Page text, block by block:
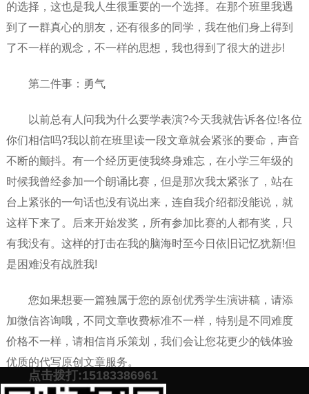
的选择，这也是我人生很重要的一个选择。在那个班里我遇
到了一群真心的朋友，还有很多的同学，我在他们身上得到
了不一样的观念，不一样的思想，我也得到了很大的进步!
第二件事：勇气
以前总有人问我为什么要学表演?今天我就告诉各位!各位
你们相信吗?我以前在班里读一段文章就会紧张的要命，声音
不断的颤抖。有一个经历更使我终身难忘，在小学三年级的
时候我曾经参加一个朗诵比赛，但是那次我太紧张了，站在
台上紧张的一句话也没有说出来，连自我介绍都没能说，就
这样下来了。后来开始发奖，所有参加比赛的人都有奖，只
有我没有。这样的打击在我的脑海时至今日依旧记忆犹新!但
是困难没有战胜我!
您如果想要一篇独属于您的原创优秀学生演讲稿，请添
加微信咨询哦，不同文章收费标准不一样，特别是不同难度
价格不一样，请相信肖乐策划，我们会让您花更少的钱体验
优质的代写原创文章服务。
点击拨打:15183386961